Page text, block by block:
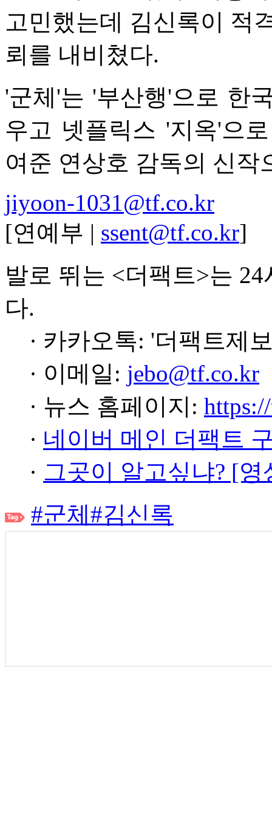
고민했는데 김신록이 적
뢰를 내비쳤다.
'군체'는 '부산행'으로 한
우고 넷플릭스 '지옥'으
여준 연상호 감독의 신작
jiyoon-1031@tf.co.kr
[연예부 | ssent@tf.co.kr]
발로 뛰는 <더팩트>는
다.
· 카카오톡: '더팩트제
· 이메일: jebo@tf.co.kr
· 뉴스 홈페이지:
· 네이버 메인 더팩트
· 그곳이 알고싶냐? [
#군체#김신록